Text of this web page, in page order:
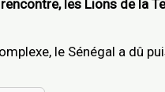
les Lions de la
le Sénégal a dû